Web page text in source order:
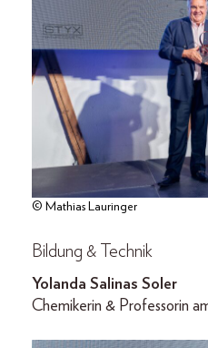
© Mathias Lauringer
Bildung & Technik
Yolanda Salinas Soler
Chemikerin & Professorin